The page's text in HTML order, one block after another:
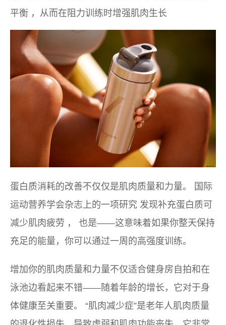
平衡 ，从而在阻力训练时增强肌肉生长
蛋白质消耗的改善不仅仅是肌肉质量和力量。
国际
运动营养学会杂志上的一项研究 发现补充蛋白质可
减少肌肉疲劳 ，
也是——这意味着如果你整天保持
充足的能量，你可以通过一周的高强度训练。
增加你的肌肉质量和力量不仅适合健身房自拍和在
泳池边看起来不错——随着年龄的增长，它对于身
体健康至关重要。 “肌肉减少症”是老年人肌肉质量